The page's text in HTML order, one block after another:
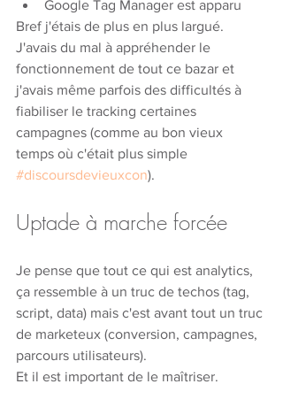
Google Tag Manager est apparu
Bref j'étais de plus en plus largué.
J'avais du mal à appréhender le
fonctionnement de tout ce bazar et
j'avais même parfois des difficultés à
fiabiliser le tracking certaines
campagnes (comme au bon vieux
temps où c'était plus simple
#discoursdevieuxcon).
Uptade à marche forcée
Je pense que tout ce qui est analytics,
ça ressemble à un truc de techos (tag,
script, data) mais c'est avant tout un truc
de marketeux (conversion, campagnes,
parcours utilisateurs).
Et il est important de le maîtriser.